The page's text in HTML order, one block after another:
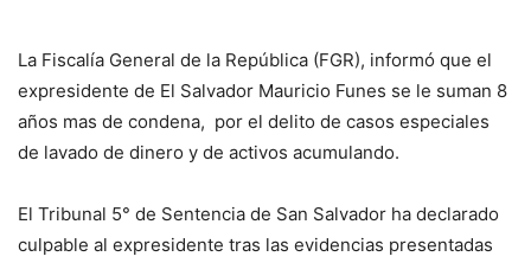
La Fiscalía General de la República (FGR), informó que el
expresidente de El Salvador Mauricio Funes se le suman 8
años mas de condena, por el delito de casos especiales
de lavado de dinero y de activos acumulando.
El Tribunal 5° de Sentencia de San Salvador ha declarado
culpable al expresidente tras las evidencias presentadas